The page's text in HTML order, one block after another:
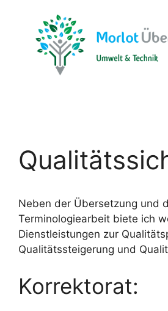
springen
Neben der Übersetzung und
Terminologiearbeit biete ich
Dienstleistungen zur
Qualitätssteigerung und
Korrektorat: